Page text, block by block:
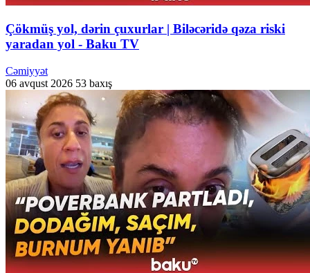
Çökmüş yol, dərin çuxurlar | Biləcəridə qəza riski
yaradan yol - Baku TV
Cəmiyyət
06 avqust 2026 53 baxış